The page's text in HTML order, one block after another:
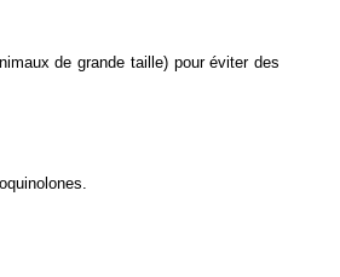
de grande taille) pour éviter des